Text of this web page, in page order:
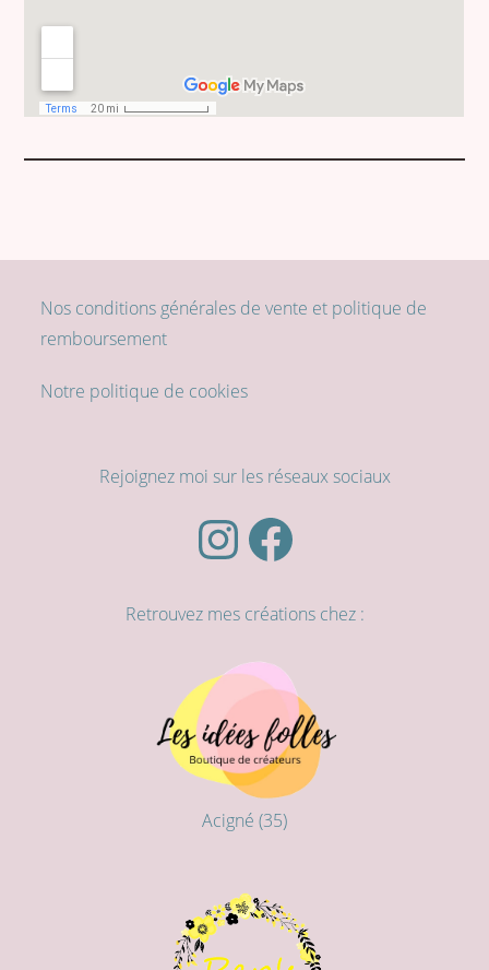
Nos conditions générales de vente et politique de
remboursement
Notre politique de cookies
Rejoignez moi sur les réseaux sociaux
InstagramFacebook
Retrouvez mes créations chez :
Acigné (35)